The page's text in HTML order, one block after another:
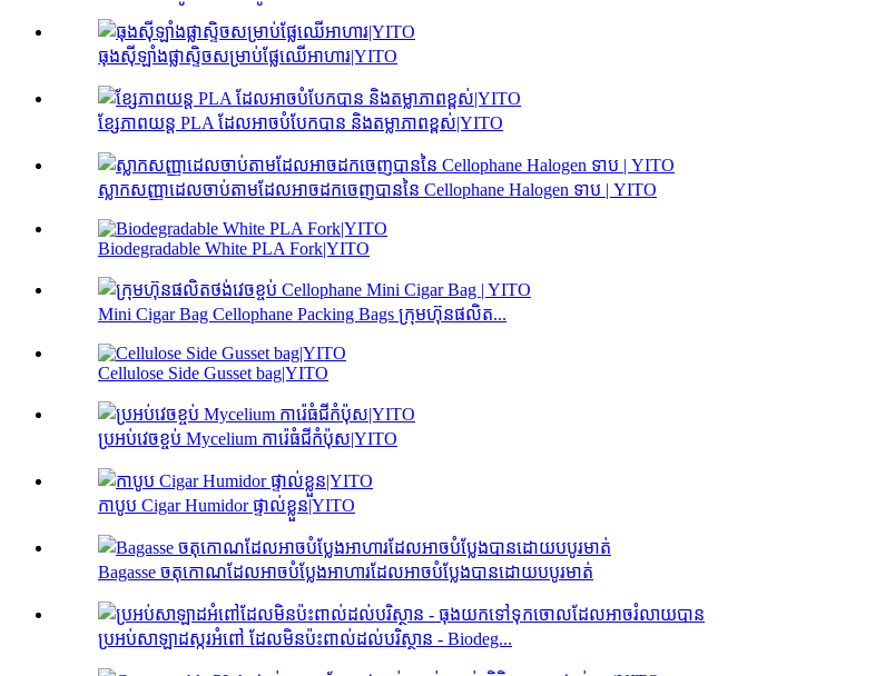
ធុងស៊ីឡាំងផ្លាស្ទិចសម្រាប់ផ្លែឈើអាហារ|YITO
ខ្សែភាពយន្ត PLA ដែលអាចបំបែកបាន និងតម្លាភាពខ្ពស់|YITO
ស្លាកសញ្ញាដេលចាប់តាមដែលអាចដកចេញបាននៃ Cellophane Halogen ទាប | YITO
Biodegradable White PLA Fork|YITO
Mini Cigar Bag Cellophane Packing Bags ក្រុមហ៊ុនផលិត...
Cellulose Side Gusset bag|YITO
ប្រអប់វេចខ្ចប់ Mycelium ការ៉េធំជីកំប៉ុស|YITO
កាបូប Cigar Humidor ផ្ទាល់ខ្លួន|YITO
Bagasse ចតុកោណ​ដែល​អាច​បំប្លែង​អាហារ​ដែល​អាច​បំប្លែង​បាន​ដោយ​បបូរមាត់
ប្រអប់សាឡាដស្ករអំពៅ ដែលមិនប៉ះពាល់ដល់បរិស្ថាន - Biodeg...